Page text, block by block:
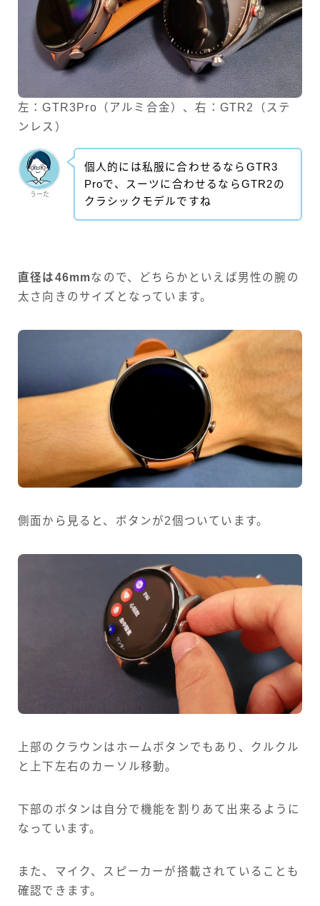
左：GTR3Pro（アルミ合金）、右：GTR2（ステ
ンレス）
うーた
個人的には私服に合わせるならGTR3
Proで、スーツに合わせるならGTR2の
クラシックモデルですね
直径は46mmなので、どちらかといえば男性の腕の
太さ向きのサイズとなっています。
側面から見ると、ボタンが2個ついています。
上部のクラウンはホームボタンでもあり、クルクル
と上下左右のカーソル移動。
下部のボタンは自分で機能を割りあて出来るように
なっています。
また、マイク、スピーカーが搭載されていることも
確認できます。